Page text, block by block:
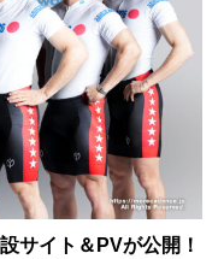
サイト＆PVが公開！